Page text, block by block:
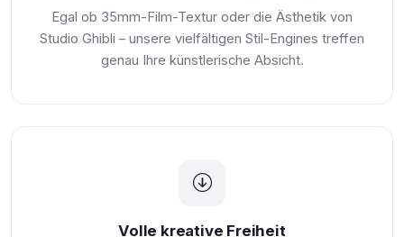
Egal ob 35mm-Film-Textur oder die Ästhetik von
Studio Ghibli – unsere vielfältigen Stil-Engines treffen
genau Ihre künstlerische Absicht.
Volle kreative Freiheit